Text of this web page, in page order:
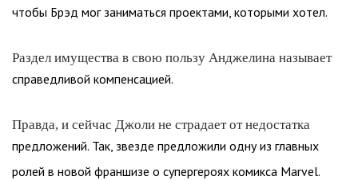
чтобы Брэд мог заниматься проектами, которыми хотел.
Раздел имущества в свою пользу Анджелина называет
справедливой компенсацией.
Правда, и сейчас Джоли не страдает от недостатка
предложений. Так, звезде предложили одну из главных
ролей в новой франшизе о супергероях комикса Marvel.